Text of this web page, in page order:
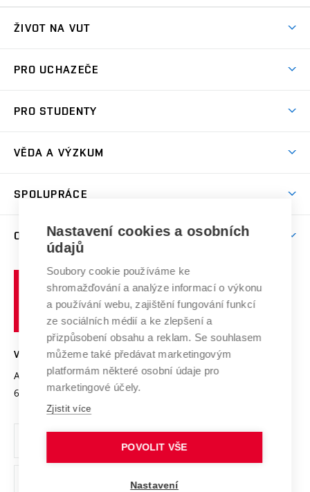
ŽIVOT NA VUT
Koleje
Sport na VUT
Brno
PRO UCHAZEČE
Dny otevřených dveří
Celoživotní vzdělávání
E-přihláška
PRO STUDENTY
Harmonogram akademického roku
Závěrečné práce
Doktorské studium
Zpracování osobních údajů studentů
Sociální bezpečí
Studium bez bariér
Podpora podnikání
VĚDA A VÝZKUM
Mezinárodní vědecká rada
Systém zajišťování kvality výzkumu
Výzkumné infrastruktury
Transfer znalostí
Open Science
Projekty
Projekty ze strukturálních fondů
Specifický výzkum
SPOLUPRÁCE
Zahraniční spolupráce
Spolupráce se školami
Služby univerzity
Mezinárodní dohody
Univerzitní sítě
O UNIVERZITĚ
Profil univerzity
Udržitelná univerzita
Podnikavá univerzita / ContriBUTe
Bezpečná univerzita
Vyznamenání
Organizační struktura
Ochrana osobních údajů
učení
technické
VYSOKÉ UČENÍ TECHNICKÉ V BRNĚ
Antonínská 548/1
602 00 Brno
www.vut.cz
vut@vutbr.cz
Nastavení cookies a osobních
údajů
Soubory cookie používáme ke
shromažďování a analýze informací o výkonu
a používání webu, zajištění fungování funkcí
ze sociálních médií a ke zlepšení a
přizpůsobení obsahu a reklam. Se souhlasem
můžeme také předávat marketingovým
platformám některé osobní údaje pro
marketingové účely.
Zjistit více
POVOLIT VŠE
Nastavení